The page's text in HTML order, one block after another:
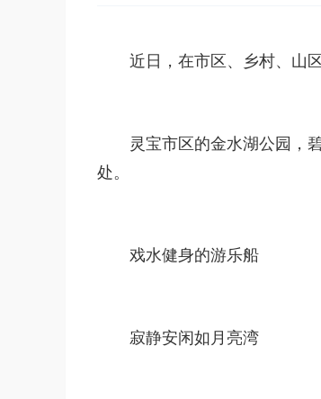
近日，在市区、乡村、山
灵宝市区的金水湖公园，
处。
戏水健身的游乐船
寂静安闲如月亮湾